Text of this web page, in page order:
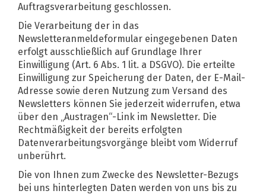
Auftragsverarbeitung geschlossen.
Die Verarbeitung der in das
Newsletteranmeldeformular eingegebenen Daten
erfolgt ausschließlich auf Grundlage Ihrer
Einwilligung (Art. 6 Abs. 1 lit. a DSGVO). Die erteilte
Einwilligung zur Speicherung der Daten, der E-Mail-
Adresse sowie deren Nutzung zum Versand des
Newsletters können Sie jederzeit widerrufen, etwa
über den „Austragen“-Link im Newsletter. Die
Rechtmäßigkeit der bereits erfolgten
Datenverarbeitungsvorgänge bleibt vom Widerruf
unberührt.
Die von Ihnen zum Zwecke des Newsletter-Bezugs
bei uns hinterlegten Daten werden von uns bis zu